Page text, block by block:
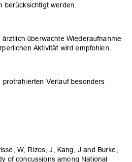
berücksichtigt werden.
überwachte Wiederaufnahme
Aktivität wird empfohlen.
protrahierten Verlauf besonders
W, Rizos, J, Kang, J and Burke,
of concussions among National